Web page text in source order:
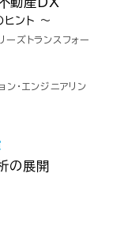
ヒント 〜
ーズトランスフォー
ン・エンジニアリン
の展開